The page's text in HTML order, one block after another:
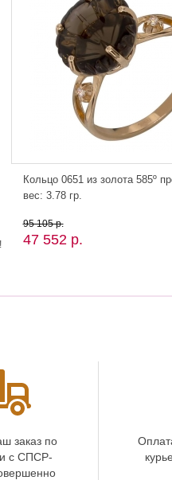
Кольцо 0651 из золота 585º
вес: 3.78 гр.
95 105 р.
47 552 р.
заказ по
с СПСР-